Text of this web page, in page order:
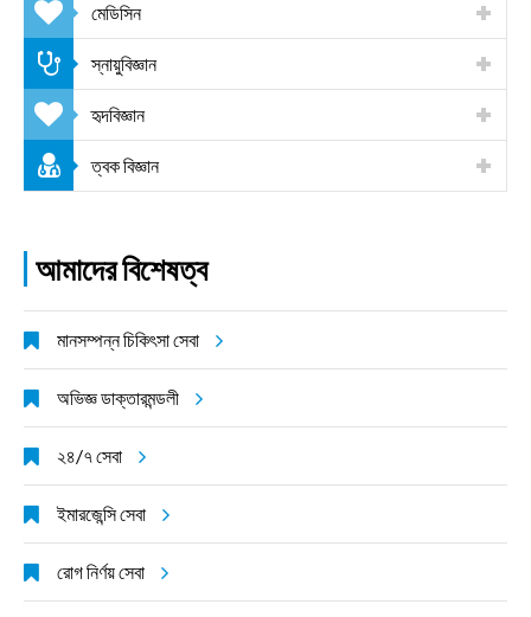
মেডিসিন
স্নায়ুবিজ্ঞান
হৃদবিজ্ঞান
ত্বক বিজ্ঞান
আমাদের বিশেষত্ব
মানসম্পন্ন চিকিৎসা সেবা
অভিজ্ঞ ডাক্তারমন্ডলী
২৪/৭ সেবা
ইমারজেন্সি সেবা
রোগ নির্ণয় সেবা